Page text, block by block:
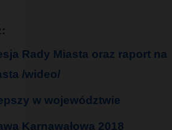
Rady Miasta oraz raport na
/wideo/
w województwie
Karnawałowa 2018